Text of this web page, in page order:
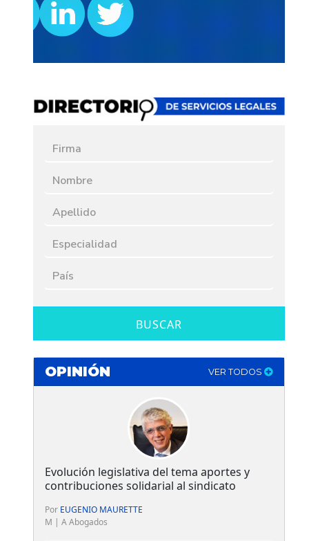
BUSCAR
OPINIÓN VER TODOS
Evolución legislativa del tema aportes y
contribuciones solidarial al sindicato
Por EUGENIO MAURETTE
M | A Abogados